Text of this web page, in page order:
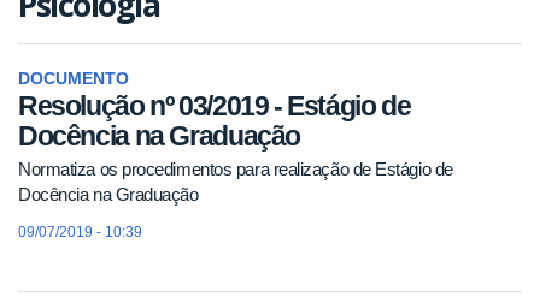
DOCUMENTO
Resolução nº 03/2019 - Estágio de
Docência na Graduação
Normatiza os procedimentos para realização de Estágio de
Docência na Graduação
09/07/2019 - 10:39